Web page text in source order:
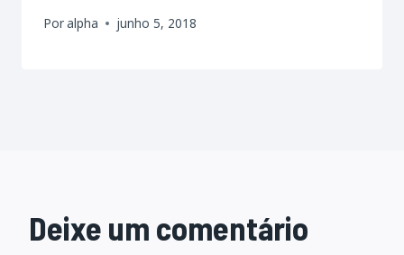
Poralpha junho 5, 2018
Deixe um comentário